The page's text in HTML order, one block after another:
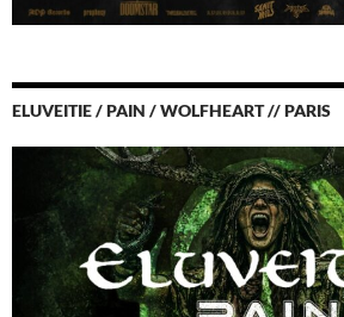
ELUVEITIE / PAIN / WOLFHEART // PARIS